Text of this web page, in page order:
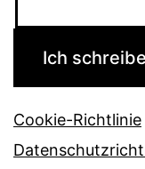
Cookie-Richtlinie